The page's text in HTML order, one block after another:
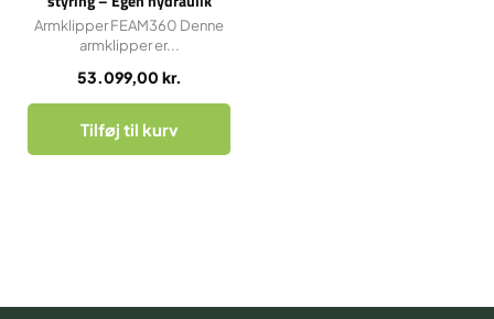
53.099,00 kr.
Armklipper FEAM360 Denne
armklipper er...
Tilføj til kurv